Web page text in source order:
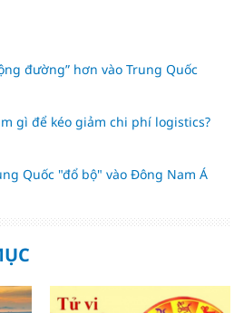
đường” hơn vào Trung Quốc
gì để kéo giảm chi phí logistics?
Quốc "đổ bộ" vào Đông Nam Á